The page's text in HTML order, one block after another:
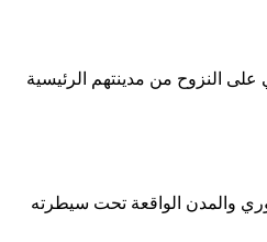
مدينة عفرين في شمال سورية في 16 أذار \ مارس 2018. أجبر الهجوم الذي تقوده تركية للسيطرة على المنطقة ذات الأغلبية الكردية، 30000 مدني على النزوح من مدينتهم الرئيسية
والمدن الواقعة تحت سيطرته